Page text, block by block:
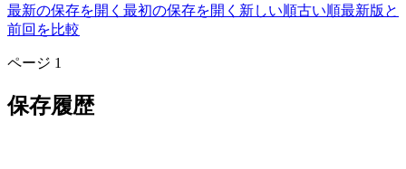
最新の保存を開く 最初の保存を開く 新しい順古い順最新版と
前回を比較
ページ 1
保存履歴